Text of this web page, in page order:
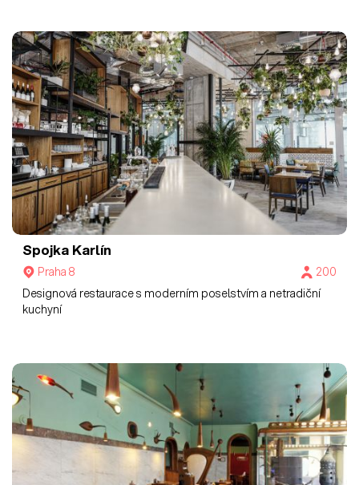
Spojka Karlín
Praha 8
200
Designová restaurace s moderním poselstvím a netradiční
kuchyní